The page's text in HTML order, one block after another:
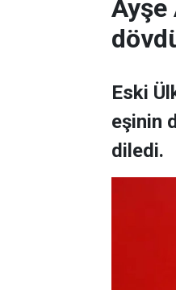
Ayşe
Eski
eşinin
diledi.